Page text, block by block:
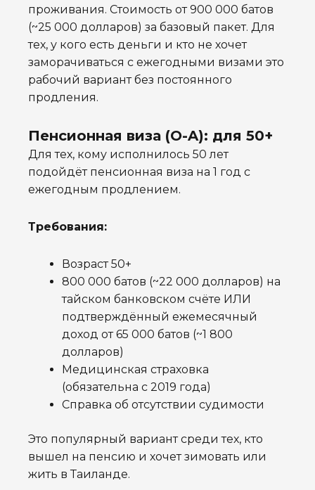
проживания. Стоимость от 900 000 батов
(~25 000 долларов) за базовый пакет. Для
тех, у кого есть деньги и кто не хочет
заморачиваться с ежегодными визами это
рабочий вариант без постоянного
продления.
Пенсионная виза (O-A): для 50+
Для тех, кому исполнилось 50 лет
подойдёт пенсионная виза на 1 год с
ежегодным продлением.
Требования:
Возраст 50+
800 000 батов (~22 000 долларов) на
тайском банковском счёте ИЛИ
подтверждённый ежемесячный
доход от 65 000 батов (~1 800
долларов)
Медицинская страховка
(обязательна с 2019 года)
Справка об отсутствии судимости
Это популярный вариант среди тех, кто
вышел на пенсию и хочет зимовать или
жить в Таиланде.